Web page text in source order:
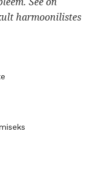
harmoonilistes